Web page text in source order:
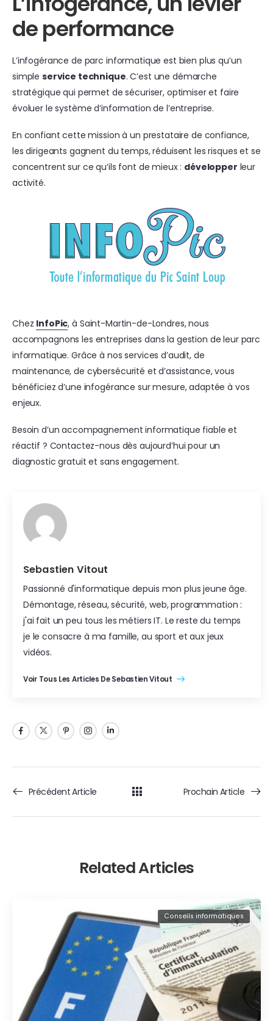
de performance
L’infogérance de parc informatique est bien plus qu’un
simpleservice technique. C’est une démarche
stratégique qui permet de sécuriser, optimiser et faire
évoluer le système d’information de l’entreprise.
En confiant cette mission à un prestataire de confiance,
les dirigeants gagnent du temps, réduisent les risques et se
concentrent sur ce qu’ils font de mieux : développer leur
activité.
Chez InfoPic, à Saint-Martin-de-Londres, nous
accompagnons les entreprises dans la gestion de leur parc
informatique. Grâce à nos services d’audit, de
maintenance, de cybersécurité et d’assistance, vous
bénéficiez d’une infogérance sur mesure, adaptée à vos
enjeux.
Besoin d’un accompagnement informatique fiable et
réactif ? Contactez-nous dès aujourd’hui pour un
diagnostic gratuit et sans engagement.
Sebastien Vitout
Passionné d'informatique depuis mon plus jeune âge.
Démontage, réseau, sécurité, web, programmation :
j'ai fait un peu tous les métiers IT. Le reste du temps
je le consacre à ma famille, au sport et aux jeux
vidéos.
Voir Tous Les Articles De Sebastien Vitout
Précédent Article Prochain Article
Related Articles
Conseils informatiques